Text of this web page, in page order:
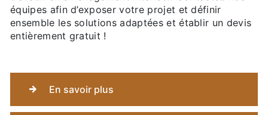
équipes afin d’exposer votre projet et définir
ensemble les solutions adaptées et établir un devis
entièrement gratuit !
En savoir plus